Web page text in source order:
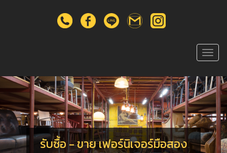
ร
น
เ
จ
อ
ร
รับซื้อ - ขาย เฟอร์นิเจอร์มือสอง